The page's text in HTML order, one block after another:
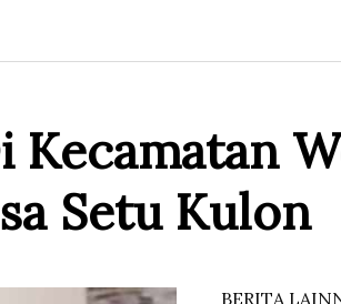
Kecamatan
Setu Kulon
BERITA